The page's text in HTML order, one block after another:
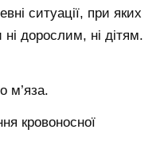
ситуації, при яких
ні дорослим, ні дітям.
м’яза.
кровоносної